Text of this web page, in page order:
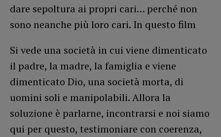
dare sepoltura ai propri cari… perché non
sono neanche più loro cari. In questo film
Si vede una società in cui viene dimenticato
il padre, la madre, la famiglia e viene
dimenticato Dio, una società morta, di
uomini soli e manipolabili. Allora la
soluzione è parlarne, incontrarsi e noi siamo
qui per questo, testimoniare con coerenza,